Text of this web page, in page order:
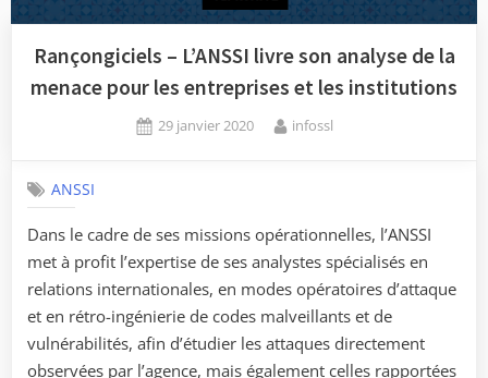
Rançongiciels – L’ANSSI livre son analyse de la
menace pour les entreprises et les institutions
Posted
29 janvier 2020 By
infossl
ANSSI
Dans le cadre de ses missions opérationnelles, l’ANSSI
met à profit l’expertise de ses analystes spécialisés en
relations internationales, en modes opératoires d’attaque
et en rétro-ingénierie de codes malveillants et de
vulnérabilités, afin d’étudier les attaques directement
observées par l’agence, mais également celles rapportées